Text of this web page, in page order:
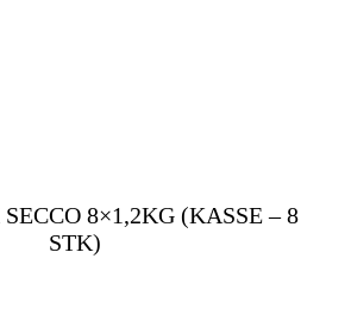
8×1,2KG (KASSE – 8
STK)